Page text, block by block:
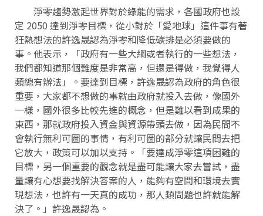
淨零趨勢激起世界對於綠能的需求，各國政府也設
定 2050 達到淨零目標，從小對於「愛地球」這件事有著
狂熱想法的許逸晟認為淨零和降低碳排是必須要做的
事。他表示，「政府有一些大綱或者執行的一些想法，
我們都知道那個難度是非常高，但還是得做，我覺得人
類總有辦法」。要達到目標，許逸晟認為政府的角色很
重要，大家都不想做的事就由政府就投入去做，像國外
一樣，國外很多比較先進的概念，但是難以看到成果的
東西，那就政府投入資金與資源帶頭去做，因為民間不
會執行無利可圖的事情，有利可圖的部分就讓民間去把
它放大，政策可以加以支持。「要達成淨零這項困難的
目標，另一個重要的觀念就是盡可能讓大家去嘗試，盡
量讓有心想要找解決答案的人，能夠有空間和環境去實
現想法，也許有一天真的成功，那人類問題也許就能解
決了。」許逸晟認為。